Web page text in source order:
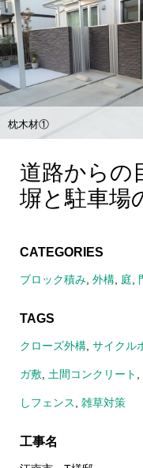
枕木材①
道路からの
塀と駐車場
CATEGORIES
ブロック積み, 外構, 庭
TAGS
クローズ外構, サイクル
ガ敷, 土間コンクリート
しフェンス 雑草対策
工事名